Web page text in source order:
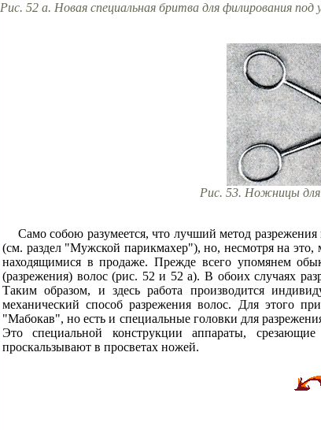
Рис. 52 а. Новая специальная бритва для филирования
Рис. 53. Ножницы для
Само собою разумеется, что лучший метод
(см. раздел "Мужской парикмахер"), но, несмотря на
находящимися в продаже. Прежде всего упомянем
(разрежения) волос (рис. 52 и 52 а). В обоих случаях
Таким образом, и здесь работа производится
механический способ разрежения волос. Для этого
"Мабокав", но есть и специальные головки для
Это специальной конструкции аппараты,
проскальзывают в просветах ножей.